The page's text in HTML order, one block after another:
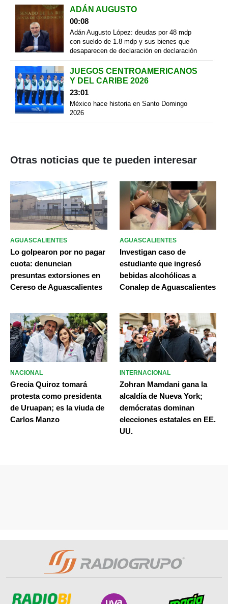
ADÁN AUGUSTO
00:08
Adán Augusto López: deudas por 48 mdp
con sueldo de 1.8 mdp y sus bienes que
desaparecen de declaración en declaración
JUEGOS CENTROAMERICANOS
Y DEL CARIBE 2026
23:01
México hace historia en Santo Domingo
2026
Otras noticias que te pueden interesar
AGUASCALIENTES
Lo golpearon por no pagar
cuota: denuncian
presuntas extorsiones en
Cereso de Aguascalientes
AGUASCALIENTES
Investigan caso de
estudiante que ingresó
bebidas alcohólicas a
Conalep de Aguascalientes
NACIONAL
Grecia Quiroz tomará
protesta como presidenta
de Uruapan; es la viuda de
Carlos Manzo
INTERNACIONAL
Zohran Mamdani gana la
alcaldía de Nueva York;
demócratas dominan
elecciones estatales en EE.
UU.